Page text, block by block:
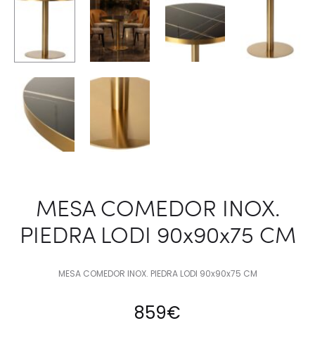
MESA COMEDOR INOX.
PIEDRA LODI 90x90x75 CM
MESA COMEDOR INOX. PIEDRA LODI 90x90x75 CM
859€